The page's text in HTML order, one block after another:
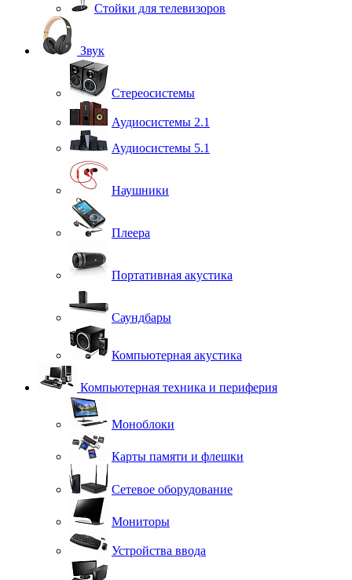
Стойки для телевизоров
Звук
Стереосистемы
Аудиосистемы 2.1
Аудиосистемы 5.1
Наушники
Плеера
Портативная акустика
Саундбары
Компьютерная акустика
Компьютерная техника и периферия
Моноблоки
Карты памяти и флешки
Сетевое оборудование
Мониторы
Устройства ввода